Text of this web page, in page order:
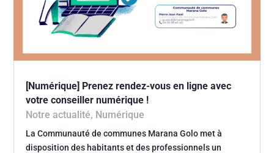
[Numérique] Prenez rendez-vous en ligne avec
votre conseiller numérique !
Notre actualité, Numérique
La Communauté de communes Marana Golo met à
disposition des habitants et des professionnels un